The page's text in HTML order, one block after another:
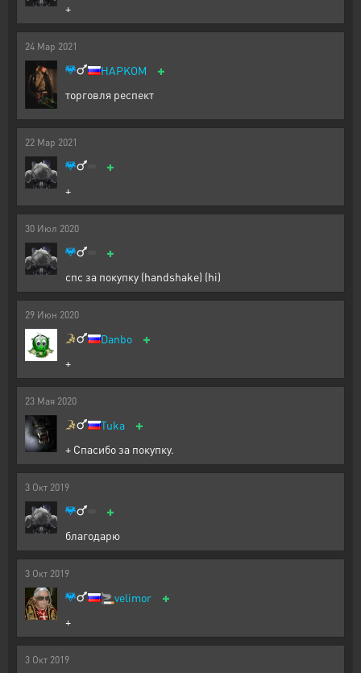
+
24 Мар 2021
HAPKOM +
торговля респект
22 Мар 2021
+
+
30 Июл 2020
+
спс за покупку (handshake) (hi)
29 Июн 2020
Danbo +
+
23 Мая 2020
Tuka +
+ Спасибо за покупку.
3 Окт 2019
+
благодарю
3 Окт 2019
🚬 velimor +
+
3 Окт 2019